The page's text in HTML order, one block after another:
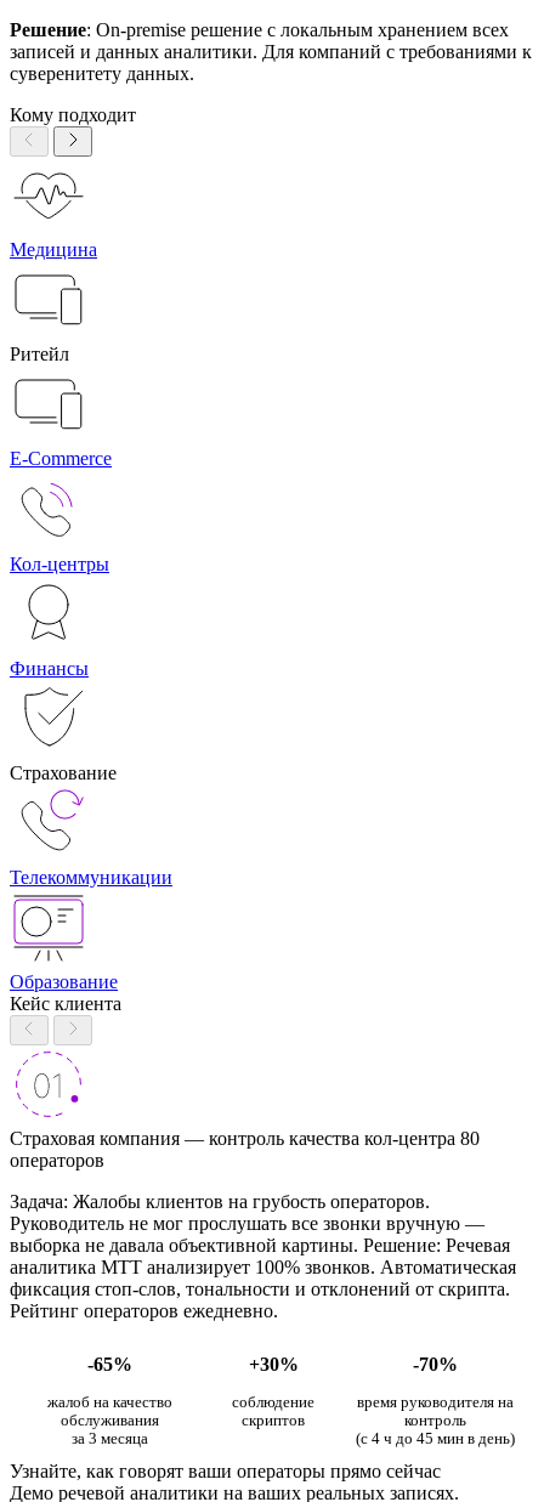
Решение: On-premise решение с локальным хранением всех
записей и данных аналитики. Для компаний с требованиями к
суверенитету данных.
Кому подходит
Медицина
Ритейл
E-Commerce
Кол-центры
Финансы
Страхование
Телекоммуникации
Образование
Кейс клиента
Страховая компания — контроль качества кол-центра 80
операторов
Задача: Жалобы клиентов на грубость операторов.
Руководитель не мог прослушать все звонки вручную —
выборка не давала объективной картины. Решение: Речевая
аналитика МТТ анализирует 100% звонков. Автоматическая
фиксация стоп-слов, тональности и отклонений от скрипта.
Рейтинг операторов ежедневно.
-65% +30% -70%
жалоб на качество
обслуживания
за 3 месяца
соблюдение
скриптов
время руководителя на
контроль
(с 4 ч до 45 мин в день)
Узнайте, как говорят ваши операторы прямо сейчас
Демо речевой аналитики на ваших реальных записях.